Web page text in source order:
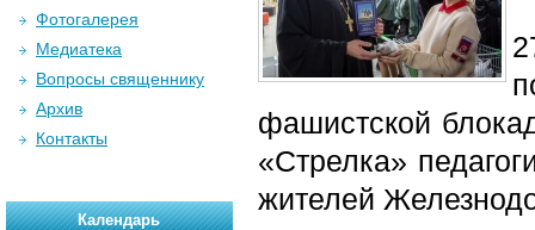
фашистской
«Стрелка»
жителей
Фотогалерея
Медиатека
Вопросы священнику
Архив
Контакты
Календарь